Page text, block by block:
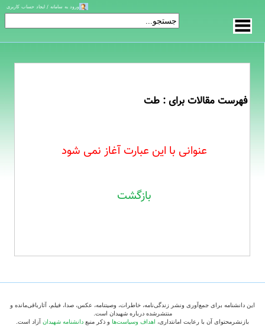
فهرست مقالات برای : طت
عنوانی با این عبارت آغاز نمی شود
بازگشت
ورود به سامانه / ایجاد حساب کاربری
این دانشنامه برای جمع‌آوری ونشر زندگی‌نامه، خاطرات، وصیتنامه، عکس، صدا، فیلم، آثارباقی‌مانده و
منتشرشده درباره شهیدان است.
بازنشرمحتوای آن با رعایت امانتداری، اهداف وسیاست‌ها و ذکر منبع دانشنامه شهیدان آزاد است.